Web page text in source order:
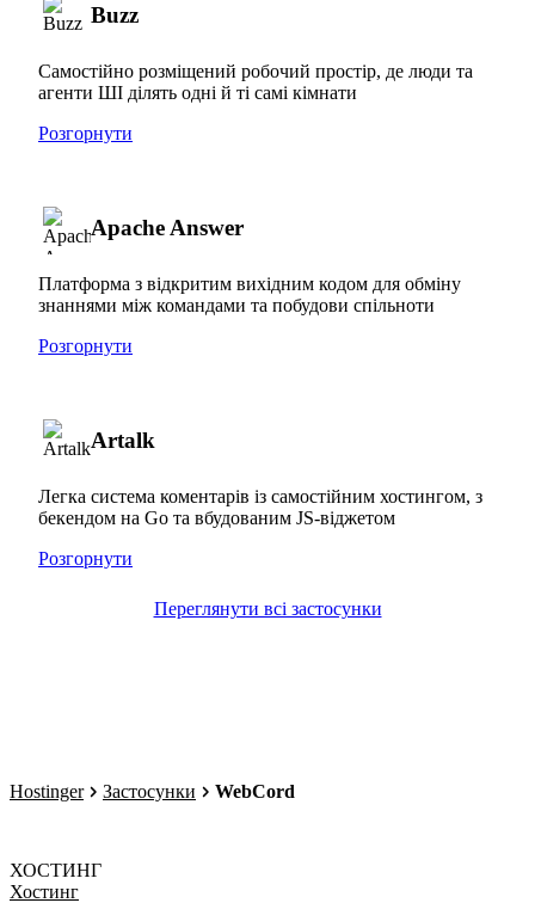
Buzz
Самостійно розміщений робочий простір, де люди та
агенти ШІ ділять одні й ті самі кімнати
Розгорнути
Apache Answer
Платформа з відкритим вихідним кодом для обміну
знаннями між командами та побудови спільноти
Розгорнути
Artalk
Легка система коментарів із самостійним хостингом, з
бекендом на Go та вбудованим JS-віджетом
Розгорнути
Переглянути всі застосунки
Hostinger Застосунки WebCord
ХОСТИНГ
Хостинг